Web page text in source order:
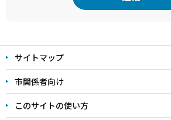
文
こ
こ
ま
で
サイトマップ
市関係者向け
このサイトの使い方